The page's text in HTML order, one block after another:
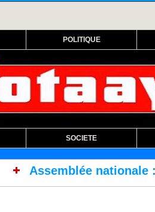
POLITIQUE
SOCIETE
: ouverture